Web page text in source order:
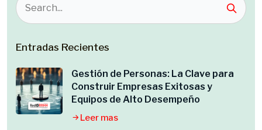
Entradas Recientes
Gestión de Personas: La Clave para
Construir Empresas Exitosas y
Equipos de Alto Desempeño
Leer mas